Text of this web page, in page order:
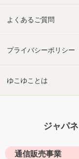
よくあるご質問
プライバシーポリシー
ゆこゆことは
ジャパ
通信販売事業